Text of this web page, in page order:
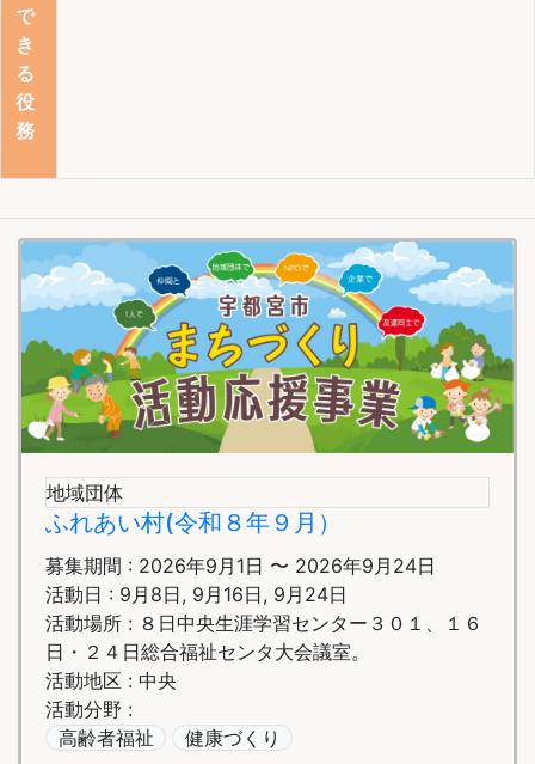
で
き
る
役
務
地域団体
ふれあい村(令和８年９月）
募集期間 : 2026年9月1日 〜 2026年9月24日
活動日 : 9月8日, 9月16日, 9月24日
活動場所 : ８日中央生涯学習センター３０１、１６
日・２４日総合福祉センタ大会議室。
活動地区 : 中央
活動分野 :
高齢者福祉
健康づくり